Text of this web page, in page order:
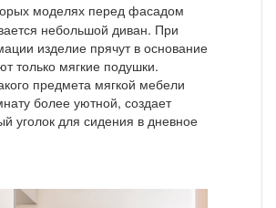
моделях перед фасадом
небольшой диван. При
изделие прячут в основание
только мягкие подушки.
предмета мягкой мебели
более уютной, создает
уголок для сидения в дневное